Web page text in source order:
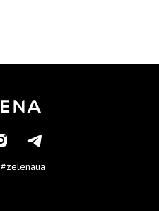
#zelenaua